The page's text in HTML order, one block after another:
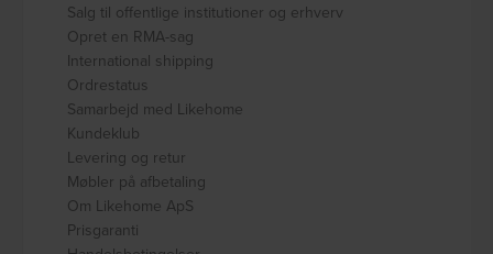
Salg til offentlige institutioner og erhverv
Opret en RMA-sag
International shipping
Ordrestatus
Samarbejd med Likehome
Kundeklub
Levering og retur
Møbler på afbetaling
Om Likehome ApS
Prisgaranti